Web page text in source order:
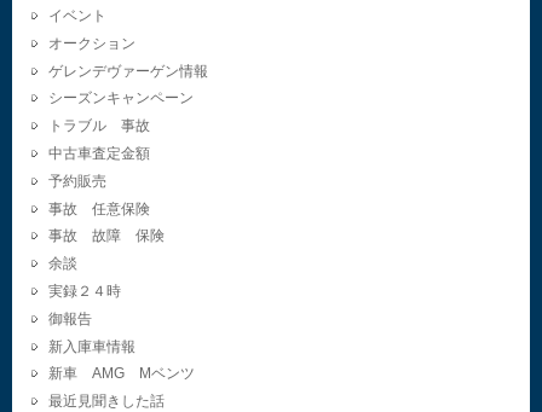
イベント
オークション
ゲレンデヴァーゲン情報
シーズンキャンペーン
トラブル 事故
中古車査定金額
予約販売
事故 任意保険
事故 故障 保険
余談
実録２４時
御報告
新入庫車情報
新車 AMG Mベンツ
最近見聞きした話